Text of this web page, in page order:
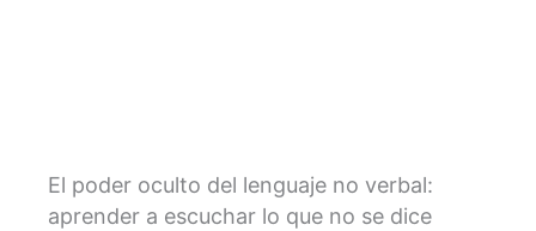
El poder oculto del lenguaje no verbal:
aprender a escuchar lo que no se dice